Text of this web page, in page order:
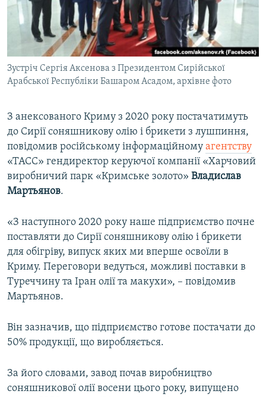
ДЕПОРТАЦІЯ
ВІДЕОУРОКИ «ELIFBE»
СВІДЧЕННЯ ОКУПАЦІЇ
УКРАЇНСЬКА ПРОБЛЕМА КРИМУ
ЯК ОБІЙТИ БЛОКУВАННЯ
Русский
Qırımtatar
Усі сайти RFE/RL
Зустріч Сергія Аксенова з Президентом Сирійської
Арабської Республіки Башаром Асадом, архівне фото
З анексованого Криму з 2020 року постачатимуть
до Сирії соняшникову олію і брикети з лушпиння,
повідомив російському інформаційному агентству
«ТАСС» гендиректор керуючої компанії «Харчовий
виробничий парк «Кримське золото» Владислав
Мартьянов.
«З наступного 2020 року наше підприємство почне
поставляти до Сирії соняшникову олію і брикети
для обігріву, випуск яких ми вперше освоїли в
Криму. Переговори ведуться, можливі поставки в
Туреччину та Іран олії та макухи», – повідомив
Мартьянов.
Він зазначив, що підприємство готове постачати до
50% продукції, що виробляється.
За його словами, завод почав виробництво
соняшникової олії восени цього року, випущено